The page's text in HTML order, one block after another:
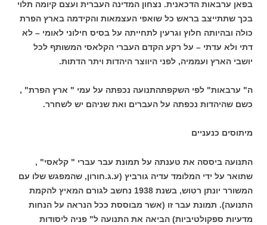
בפאן ערבאות הדכאנית. נצחון המדינה העברית ועצם קיומה תלוי
בכך שתתייצב בראש כל שואפי העצמאות והקידמה בארץ הפרת
כולה ובהיותה חלוץ וגרעין לתחייתה על בסיס חילוני לאומי – לא
דתי ולא עדתי – על רקע הקדם העברי הקלאסי המשותף לכל
יושבי הארץ ועממיה, לפני היווצר היהדות ויתר הדתות.
ה" ערבאות" לפי השקפתהתנועה נכפתה על עמי " ארץ הפרת" ,
כשם שהיהדות נכפתה על העברים ואת שניהם יש לשחרר.
מיתוסים כנעניים
התנועה ביססה את טענתה על תמונת עבר עברי " קלאסי" ,
שתואר על ידי המלומד עדיה גורביץ (ע.ג.חורון, שהמפגש שלו עם
המשורר יונתן רטוש, בשנת 1938 נחשב לגורם המאיץ להקמת
התנועה). תמונת עבר זו (אשר מבוססת ככל הנראה על הנחות
מדעיות ספקולטיביות) הביאה את התנועה ל" פניה ליסודות